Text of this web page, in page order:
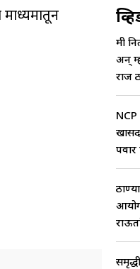
मी
अन्
राज
पवार